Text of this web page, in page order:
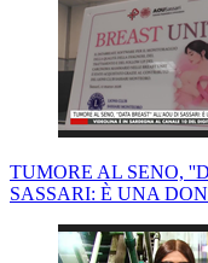
TUMORE AL SENO,
SASSARI: È UNA